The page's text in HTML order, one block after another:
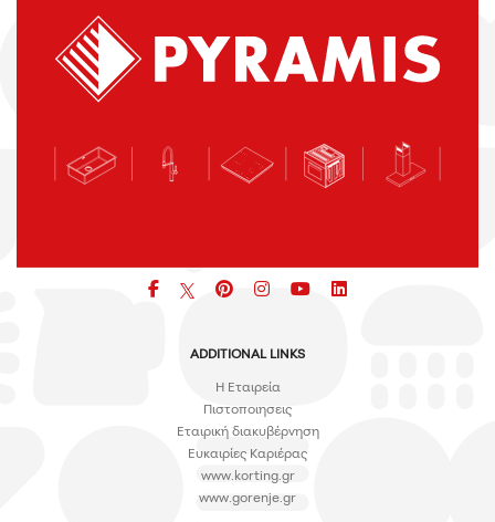
Facebookpinterest
iconiconicon
ADDITIONAL LINKS
H Εταιρεία
Πιστοποιησεις
Εταιρική διακυβέρνηση
Ευκαιρίες Καριέρας
www.korting.gr
www.gorenje.gr